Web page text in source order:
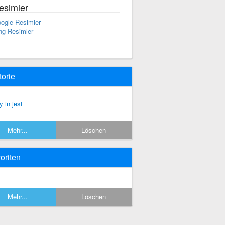
Resimler
Resimler
in jest
Mehr... Löschen
Mehr... Löschen